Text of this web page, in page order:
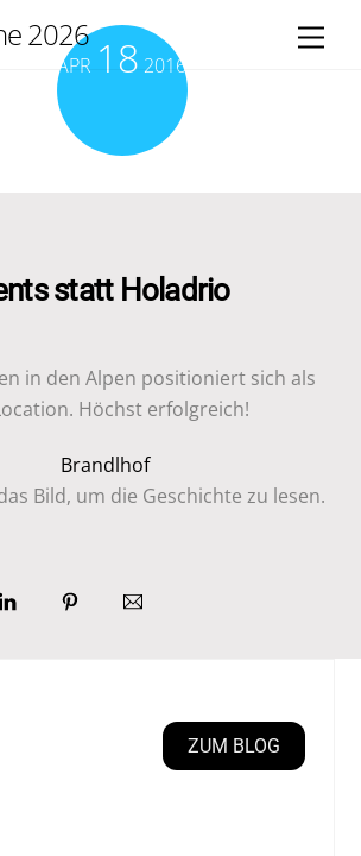
2026
APR 18 2016
statt Holadrio
in den Alpen positioniert sich als
Höchst erfolgreich!
Bild, um die Geschichte zu lesen.
ZUM BLOG